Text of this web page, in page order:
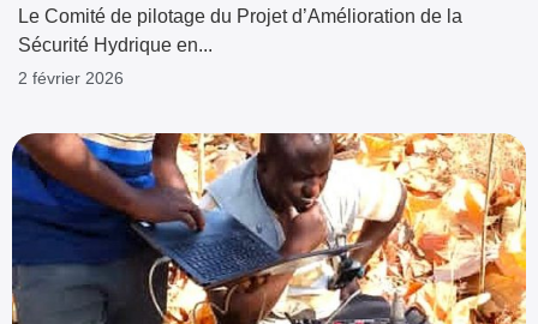
Le Comité de pilotage du Projet d’Amélioration de la
Sécurité Hydrique en...
2 février 2026